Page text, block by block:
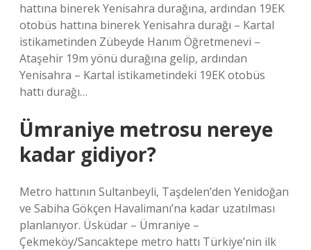
hattına binerek Yenisahra durağına, ardından 19EK
otobüs hattına binerek Yenisahra durağı – Kartal
istikametinden Zübeyde Hanım Öğretmenevi –
Ataşehir 19m yönü durağına gelip, ardından
Yenisahra – Kartal istikametindeki 19EK otobüs
hattı durağı…
Ümraniye metrosu nereye
kadar gidiyor?
Metro hattının Sultanbeyli, Taşdelen’den Yenidoğan
ve Sabiha Gökçen Havalimanı’na kadar uzatılması
planlanıyor. Üsküdar – Ümraniye –
Çekmeköy/Sancaktepe metro hattı Türkiye’nin ilk